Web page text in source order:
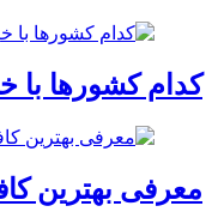
کدام کشورها با
معرفی بهترین